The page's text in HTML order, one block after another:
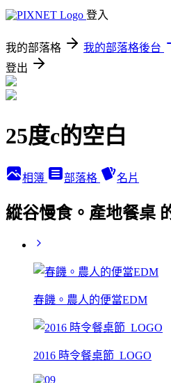
登入
我的部落格 我的部落格後台
登出
25度c的空白
相簿 部落格 名片
縱谷慢食。產地餐桌
春饑。農人的便當EDM
2016 時令餐桌節_LOGO